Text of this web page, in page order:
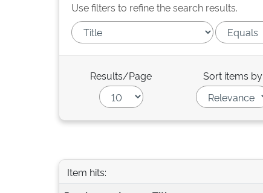
Use filters to refine the search results.
Results/Page Sort items by
Item hits: